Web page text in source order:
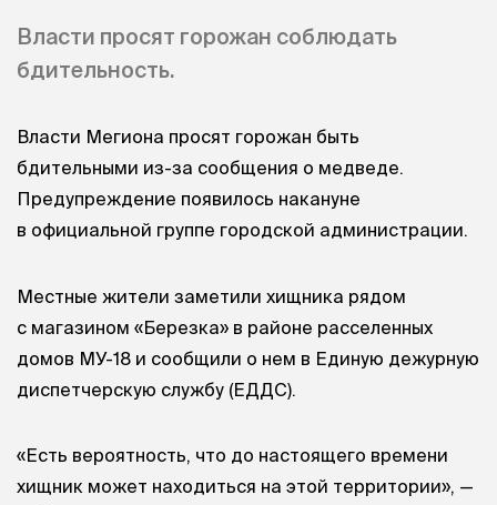
Власти просят горожан соблюдать
бдительность.
Власти Мегиона просят горожан быть
бдительными из-за сообщения о медведе.
Предупреждение появилось накануне
в официальной группе городской администрации.
Местные жители заметили хищника рядом
с магазином «Березка» в районе расселенных
домов МУ-18 и сообщили о нем в Единую дежурную
диспетчерскую службу (ЕДДС).
«Есть вероятность, что до настоящего времени
хищник может находиться на этой территории», —